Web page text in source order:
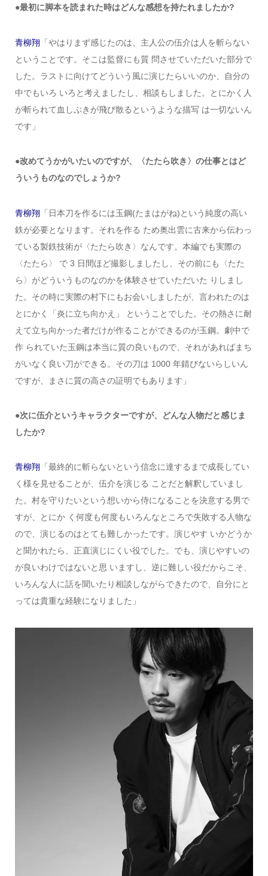
●最初に脚本を読まれた時はどんな感想を持たれましたか?
青柳翔 「やはりまず感じたのは、主人公の伍介は人を斬らない
ということです。そこは監督にも質 問させていただいた部分で
した。ラストに向けてどういう風に演じたらいいのか、自分の
中でもいろ いろと考えましたし、相談もしました。とにかく人
が斬られて血しぶきが飛び散るというような描写 は一切ないん
です」
●改めてうかがいたいのですが、〈たたら吹き〉の仕事とはど
ういうものなのでしょうか?
青柳翔 「日本刀を作るには玉鋼(たまはがね)という純度の高い
鉄が必要となります。それを作る ため奥出雲に古来から伝わっ
ている製鉄技術が〈たたら吹き〉なんです。本編でも実際の
〈たたら〉 で 3 日間ほど撮影しましたし、その前にも〈たた
ら〉がどういうものなのかを体験させていただいた りしまし
た。その時に実際の村下にもお会いしましたが、言われたのは
とにかく「炎に立ち向かえ」 ということでした。その熱さに耐
えて立ち向かった者だけが作ることができるのが玉鋼。劇中で
作 られていた玉鋼は本当に質の良いもので、それがあればまち
がいなく良い刀ができる。その刀は 1000 年錆びないらしいん
ですが、まさに質の高さの証明でもあります」
●次に伍介というキャラクターですが、どんな人物だと感じま
したか?
青柳翔 「最終的に斬らないという信念に達するまで成長してい
く様を見せることが、伍介を演じる ことだと解釈していまし
た。村を守りたいという想いから侍になることを決意する男で
すが、とにか く何度も何度もいろんなところで失敗する人物な
ので、演じるのはとても難しかったです。演じやす いかどうか
と聞かれたら、正直演じにくい役でした。でも、演じやすいの
が良いわけではないと思 いますし、逆に難しい役だからこそ、
いろんな人に話を聞いたり相談しながらできたので、自分にと
っては貴重な経験になりました」